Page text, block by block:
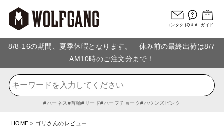
コンタクトQ＆A ガイド
8/8-16の期間、夏季休暇となります。 休み前の最終出荷は8/7
AM10時のご注文分まで！
ハーネス 首輪 リード ハーフチョーク ハウンズピンク
HOME ゴリさんのレビュー